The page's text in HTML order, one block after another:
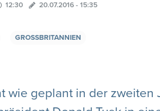
12:30 20.07.2016 - 15:35
GROSSBRITANNIEN
geplant in der zweiten